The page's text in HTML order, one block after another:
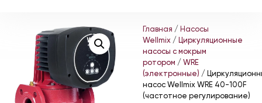
Главная / Насосы
Wellmix / Циркуляционные
насосы с мокрым
ротором / WRE
(электронные) /
насос Wellmix WRE 40-100F
(частотное регулирование)